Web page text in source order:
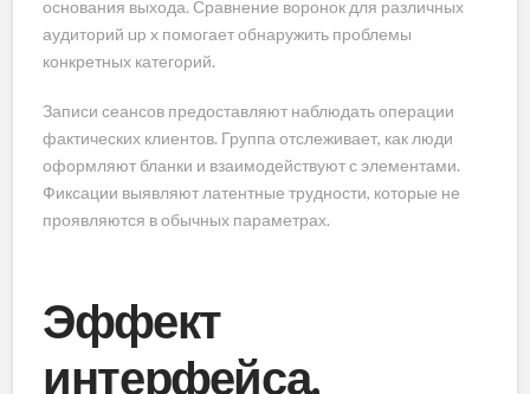
основания выхода. Сравнение воронок для различных
аудиторий up x помогает обнаружить проблемы
конкретных категорий.
Записи сеансов предоставляют наблюдать операции
фактических клиентов. Группа отслеживает, как люди
оформляют бланки и взаимодействуют с элементами.
Фиксации выявляют латентные трудности, которые не
проявляются в обычных параметрах.
Эффект
интерфейса,